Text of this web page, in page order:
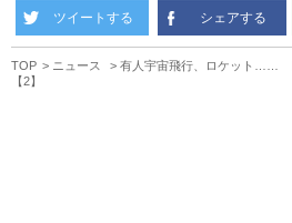
ツイートする シェアする
TOP ニュース
有人宇宙飛行、ロケット……
【2】